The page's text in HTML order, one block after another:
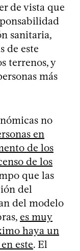
de vista que
sanitaria,
de este
terrenos, y
más
no
en
de los
de los
que las
del
del modelo
es muy
haya un
este. El